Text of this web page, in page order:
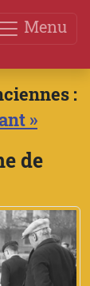
Menu
:
»
de